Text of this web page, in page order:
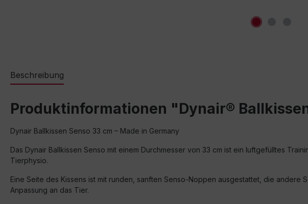
Beschreibung
Produktinformationen "Dynair®
Dynair Ballkissen Senso 33 cm – Made in Germany
Das Dynair Ballkissen Senso mit einem Durchmesser von 33 cm ist ein luftgefülltes
Tierphysio.
Eine Seite des Kissens ist mit runden, sanften Senso-Noppen ausgestattet, die
Anpassung an das Tier.